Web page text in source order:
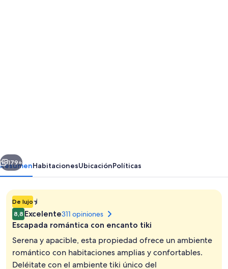
Siguiente
179+
ResumenHabitacionesUbicaciónPolíticas
De lujoPropiedad
de
1.4E-
estrellas
8,8 Excelente311 opiniones
Escapada romántica con encanto tiki
Serena y apacible, esta propiedad ofrece un ambiente
romántico con habitaciones amplias y confortables.
Deléitate con el ambiente tiki único del